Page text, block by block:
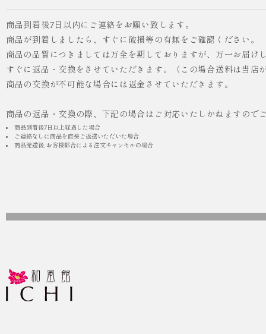
商品到着後7日以内にご連絡をお願い致します。
商品が到着しましたら、すぐに破損等の有無をご確認ください。
商品の品質につきましては万全を期しておりますが、万一お届
すぐに返品・交換をさせていただきます。（この場合送料は当店
商品の交換が不可能な場合には返金させていただきます。
商品の返品・交換の際、下記の場合はご対応いたしかねますので
商品到着後7日以上経過した場合
ご連絡なしに商品を直接ご返送いただいた場合
商品発送後, お客様都合による注文キャンセルの場合